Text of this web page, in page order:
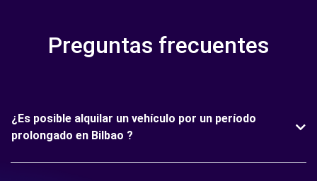
Preguntas frecuentes
¿Es posible alquilar un vehículo por un período
prolongado en Bilbao ?